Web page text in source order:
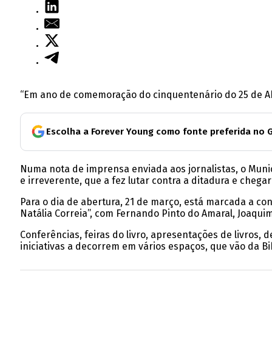
“Em ano de comemoração do cinquentenário do 25 de
Escolha a Forever Young como fonte preferida no
Numa nota de imprensa enviada aos jornalistas, o
e irreverente, que a fez lutar contra a ditadura e
Para o dia de abertura, 21 de março, está marcada a
Natália Correia”, com Fernando Pinto do Amaral,
Conferências, feiras do livro, apresentações de livros,
iniciativas a decorrem em vários espaços, que vão da